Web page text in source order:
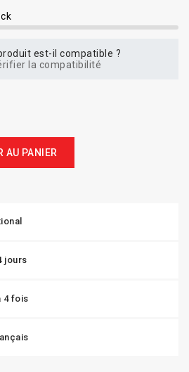
est-il compatible ?
la compatibilité
AU PANIER
jours
4 fois